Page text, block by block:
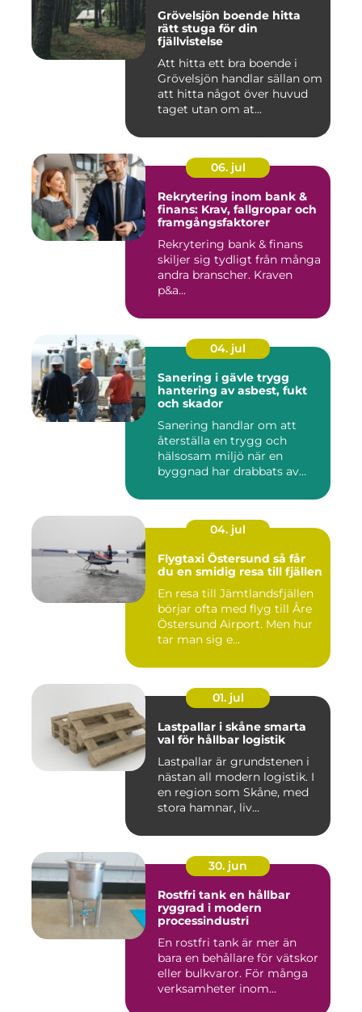
Grövelsjön boende hitta
rätt stuga för din
fjällvistelse
Att hitta ett bra boende i
Grövelsjön handlar sällan om
att hitta något över huvud
taget utan om at...
06. jul
Rekrytering inom bank &
finans: Krav, fallgropar och
framgångsfaktorer
Rekrytering bank & finans
skiljer sig tydligt från många
andra branscher. Kraven
p&a...
04. jul
Sanering i gävle trygg
hantering av asbest, fukt
och skador
Sanering handlar om att
återställa en trygg och
hälsosam miljö när en
byggnad har drabbats av
04. jul
Flygtaxi Östersund så får
du en smidig resa till fjällen
En resa till Jämtlandsfjällen
börjar ofta med flyg till Åre
Östersund Airport. Men hur
tar man sig e...
01. jul
Lastpallar i skåne smarta
val för hållbar logistik
Lastpallar är grundstenen i
nästan all modern logistik. I
en region som Skåne, med
stora hamnar, liv...
30. jun
Rostfri tank en hållbar
ryggrad i modern
processindustri
En rostfri tank är mer än
bara en behållare för vätskor
eller bulkvaror. För många
verksamheter inom...